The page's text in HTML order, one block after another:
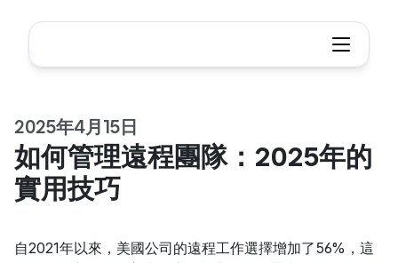
2025年4月15日
如何管理遠程團隊：2025年的
實用技巧
自2021年以來，美國公司的遠程工作選擇增加了56%，這